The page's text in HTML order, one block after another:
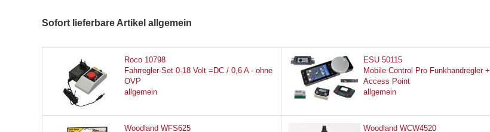
Sofort lieferbare Artikel allgemein
Roco 10798
Fahrregler-Set 0-18 Volt =DC / 0,6 A - ohne
OVP
allgemein
ESU 50115
Mobile Control Pro Funkhandregler +
Access Point
allgemein
Woodland WFS625
Woodland WCW4520